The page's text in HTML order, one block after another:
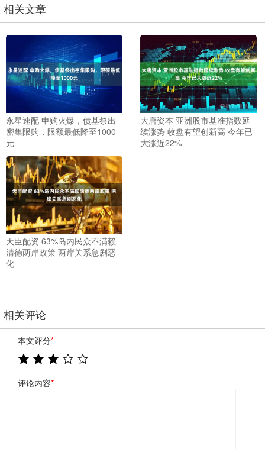
相关文章
永星速配 申购火爆，债基祭出
密集限购，限额最低降至1000
元
大唐资本 亚洲股市基准指数延
续涨势 收盘有望创新高 今年已
大涨近22%
天臣配资 63%岛内民众不满赖
清德两岸政策 两岸关系急剧恶
化
相关评论
本文评分*
评论内容*